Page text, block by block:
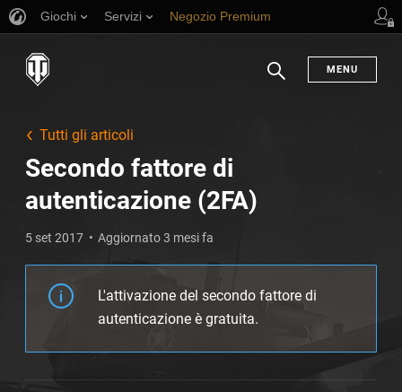
Giochi Servizi Negozio Premium
Ricerca
MENU
Tutti gli articoli
Secondo fattore di
autenticazione (2FA)
5 set 2017 Aggiornato 3 mesi fa
L'attivazione del secondo fattore di
autenticazione è gratuita.